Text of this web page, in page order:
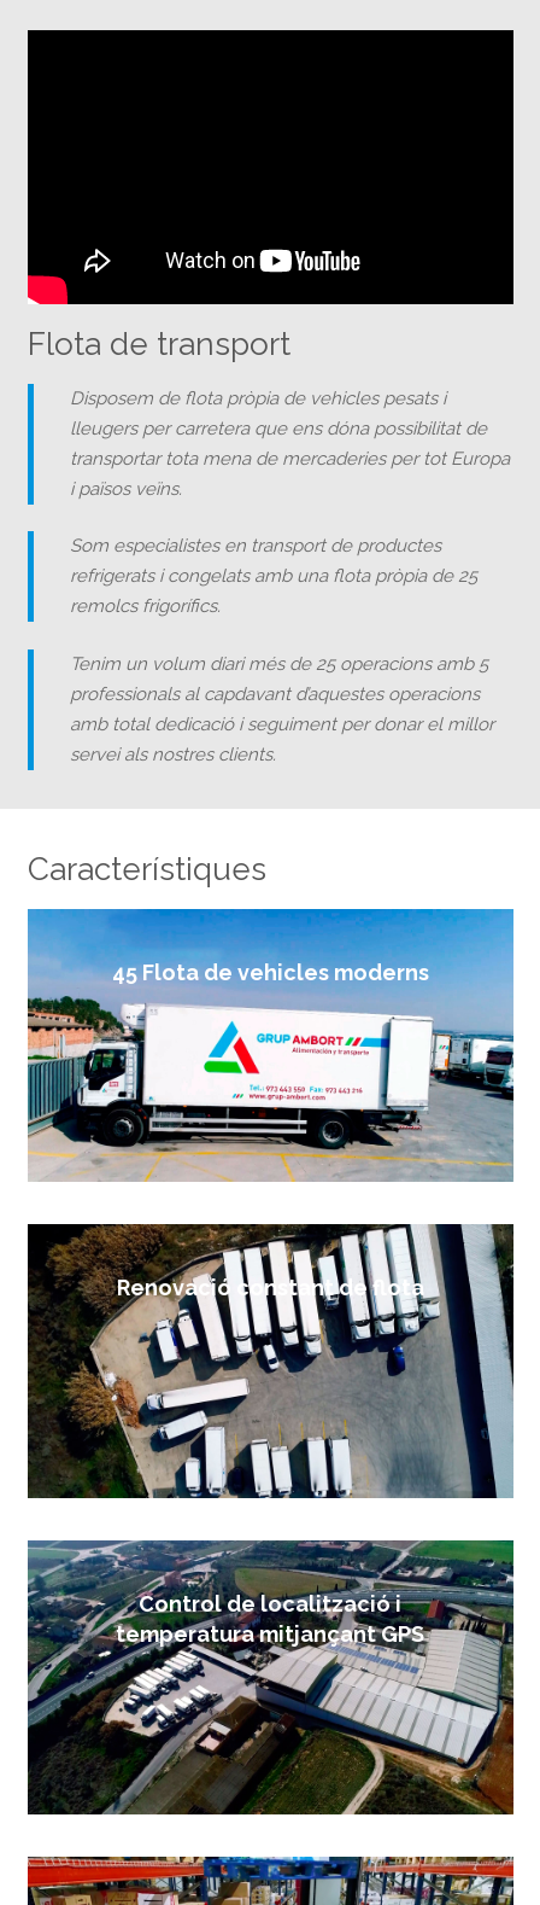
Flota de transport
Disposem de flota pròpia de vehicles pesats i
lleugers per carretera que ens dóna possibilitat de
transportar tota mena de mercaderies per tot Europa
i països veïns.
Som especialistes en transport de productes
refrigerats i congelats amb una flota pròpia de 25
remolcs frigorífics.
Tenim un volum diari més de 25 operacions amb 5
professionals al capdavant d’aquestes operacions
amb total dedicació i seguiment per donar el millor
servei als nostres clients.
Característiques
45 Flota de vehicles moderns
Renovació constant de flota
Control de localització i
temperatura mitjançant GPS